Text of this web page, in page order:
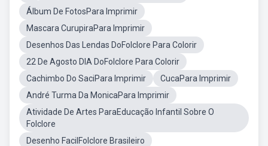
Álbum De FotosPara Imprimir
Mascara CurupiraPara Imprimir
Desenhos Das Lendas DoFolclore Para Colorir
22 De Agosto DIA DoFolclore Para Colorir
Cachimbo Do SaciPara Imprimir
CucaPara Imprimir
André Turma Da MonicaPara Imprimir
Atividade De Artes ParaEducação Infantil Sobre O
Folclore
Desenho FacilFolclore Brasileiro